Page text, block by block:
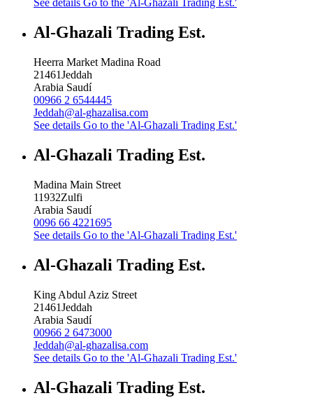
See details Go to the 'Al-Ghazali Trading Est.'
Al-Ghazali Trading Est.
Heerra Market Madina Road
21461Jeddah
Arabia Saudí
00966 2 6544445
Jeddah@al-ghazalisa.com
See details Go to the 'Al-Ghazali Trading Est.'
Al-Ghazali Trading Est.
Madina Main Street
11932Zulfi
Arabia Saudí
0096 66 4221695
See details Go to the 'Al-Ghazali Trading Est.'
Al-Ghazali Trading Est.
King Abdul Aziz Street
21461Jeddah
Arabia Saudí
00966 2 6473000
Jeddah@al-ghazalisa.com
See details Go to the 'Al-Ghazali Trading Est.'
Al-Ghazali Trading Est.